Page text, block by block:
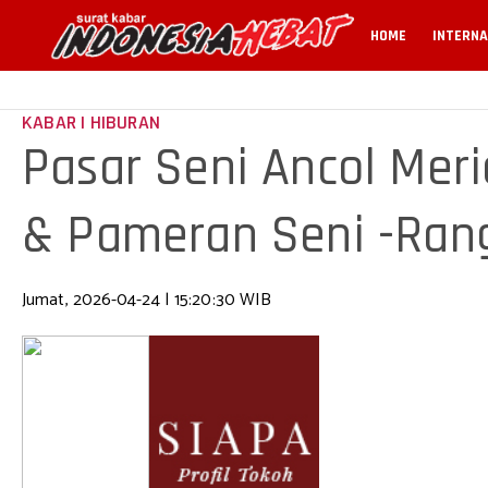
HOME
KABAR | HIBURAN
Pasar Seni Ancol
& Pameran Seni -
Festival
Jumat, 2026-04-24 | 15:20:30 WIB